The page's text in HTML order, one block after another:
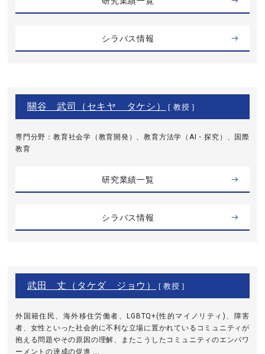
シラバス情報
關谷 武司（セキヤ タケシ） [ 教授 ]
専門分野：教育社会学（教育開発）、教育方法学（AI・探究）、国際
教育
研究業績一覧
シラバス情報
武田 丈（タケダ ジョウ） [ 教授 ]
外国籍住民、海外移住労働者、LGBTQ+(性的マイノリティ)、障害
者、女性といった社会的に不利な立場に置かれているコミュニティが
抱える問題やその原因の理解、またこうしたコミュニティのエンパワ
ーメントの達成の促進 ...